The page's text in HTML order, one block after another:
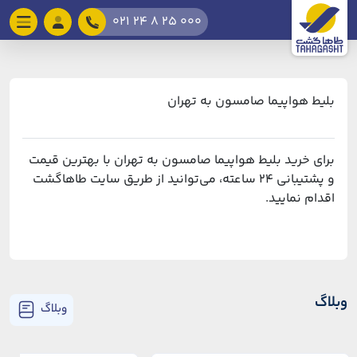
021 24 8 25 000
بلیط هواپیما صامسون به تهران
برای خرید بلیط هواپیما صامسون به تهران با بهترین قیمت
و پشتیبانی ۲۴ ساعته، می‌توانید از طریق سایت طاهاگشت
اقدام نمایید.
وبلاگ وبلاگ